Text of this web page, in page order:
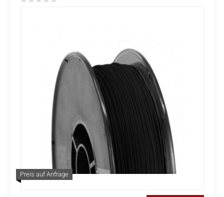
Preis auf Anfrage